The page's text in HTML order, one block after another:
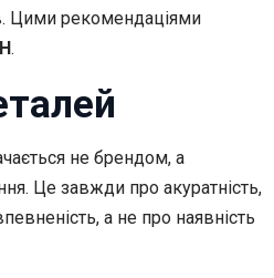
Цими рекомендаціями
.
не брендом, а
Це завжди про акуратність,
а не про наявність